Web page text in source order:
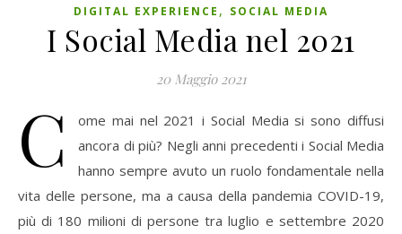
DIGITAL EXPERIENCE , SOCIAL MEDIA
I Social Media nel 2021
20 Maggio 2021
C
ome mai nel 2021 i Social Media si sono diffusi
ancora di più? Negli anni precedenti i Social Media
hanno sempre avuto un ruolo fondamentale nella
vita delle persone, ma a causa della pandemia COVID-19,
più di 180 milioni di persone tra luglio e settembre 2020